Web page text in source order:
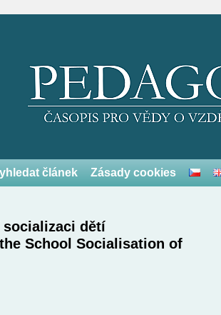
článek Zásady cookies
socializaci dětí
School Socialisation of